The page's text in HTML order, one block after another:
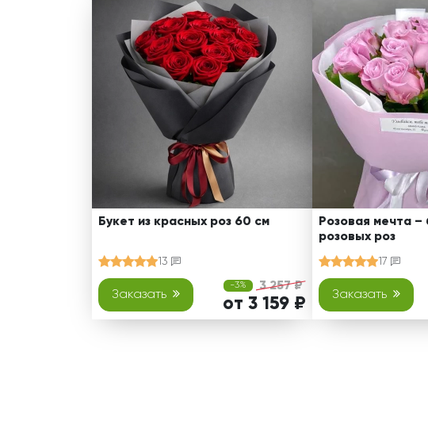
Букет из красных роз 60 см
13
Заказать
-3% 3 257 ₽
от 3 159 ₽
Розовая мечта –
розовых роз
17
Заказать